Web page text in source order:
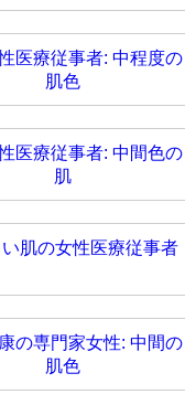
医療従事者: 中程度の
肌色
医療従事者: 中間色の
肌
い肌の女性医療従事者
の専門家女性: 中間の
肌色